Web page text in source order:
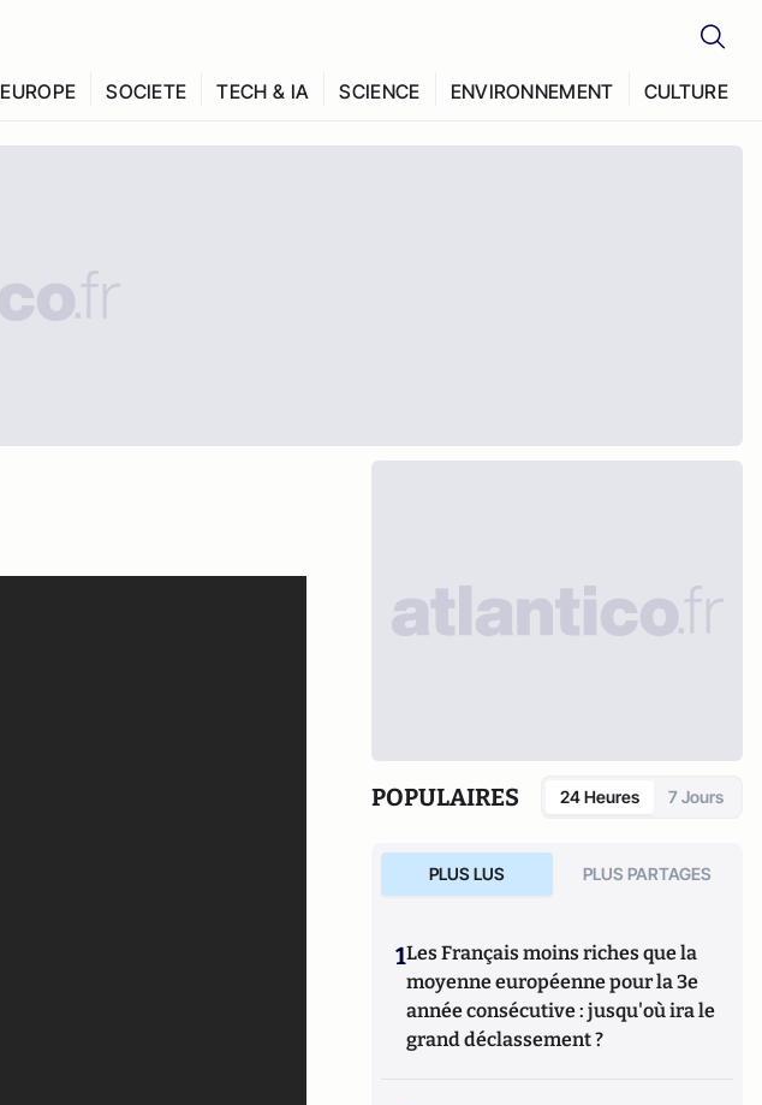
EUROPE SOCIETE TECH & IA SCIENCE ENVIRONNEMENT CULTURE
POPULAIRES 24 Heures 7 Jours
PLUS LUS PLUS PARTAGES
1Les Français moins riches que la
moyenne européenne pour la 3e
année consécutive : jusqu'où ira le
grand déclassement ?